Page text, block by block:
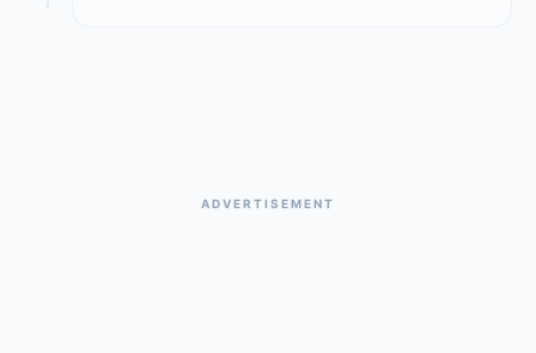
ADVERTISEMENT